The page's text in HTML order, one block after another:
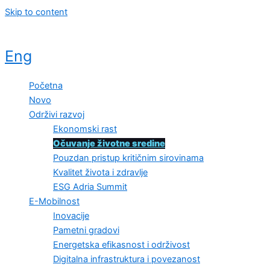
Skip to content
Eng
Početna
Novo
Održivi razvoj
Ekonomski rast
Očuvanje životne sredine
Pouzdan pristup kritičnim sirovinama
Kvalitet života i zdravlje
ESG Adria Summit
E-Mobilnost
Inovacije
Pametni gradovi
Energetska efikasnost i održivost
Digitalna infrastruktura i povezanost